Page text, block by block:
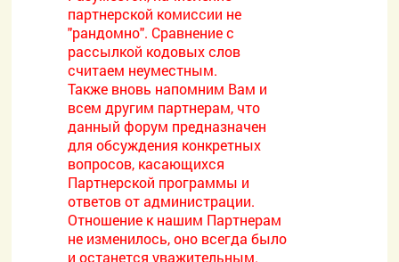
партнерской комиссии не
"рандомно". Сравнение с
рассылкой кодовых слов
считаем неуместным.
Также вновь напомним Вам и
всем другим партнерам, что
данный форум предназначен
для обсуждения конкретных
вопросов, касающихся
Партнерской программы и
ответов от администрации.
Отношение к нашим Партнерам
не изменилось, оно всегда было
и останется уважительным.